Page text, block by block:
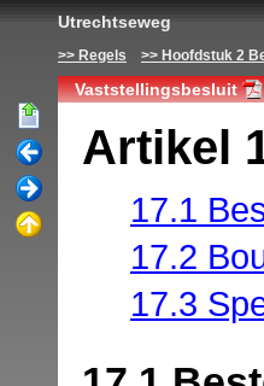
Utrechtseweg
Regels Hoofdstuk 2
Vaststellingsbesluit
Artikel
17.1
17.2
17.3